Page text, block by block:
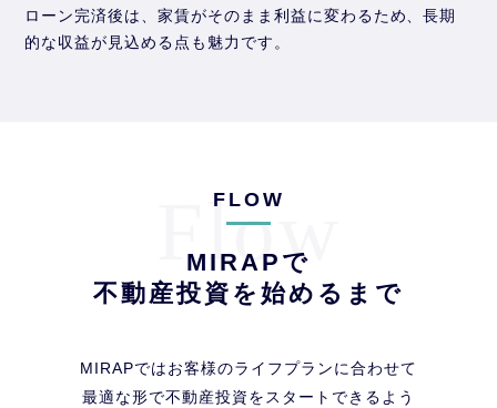
ローン完済後は、家賃がそのまま利益に変わるため、長期
的な収益が見込める点も魅力です。
FLOW
MIRAPで
不動産投資を始めるまで
Flow
MIRAPではお客様のライフプランに合わせて
最適な形で不動産投資をスタートできるよう